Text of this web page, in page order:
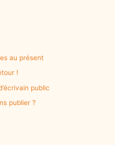
au présent
!
public
publier ?